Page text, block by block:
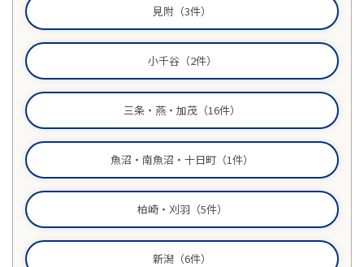
Contact
物件に関する
お問い合わせはこちらから
0258-34-2221
受付時間：9:00～18:00（土日祝 年末年始除く）
物件お問い合わせ
見附（3件）
小千谷（2件）
三条・燕・加茂（16件）
魚沼・南魚沼・十日町（1件）
柏崎・刈羽（5件）
新潟（6件）